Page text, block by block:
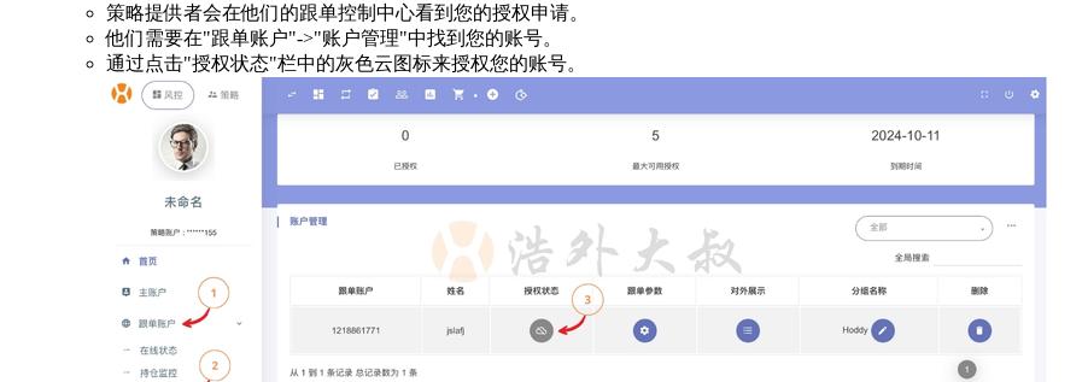
策略提供者会在他们的跟单控制中心看到您的授权申请。
他们需要在"跟单账户"->"账户管理"中找到您的账号。
通过点击"授权状态"栏中的灰色云图标来授权您的账号。